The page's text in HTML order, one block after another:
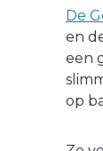
De
en
een
op